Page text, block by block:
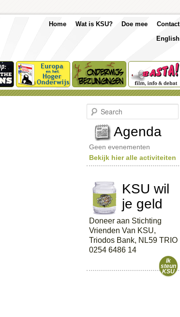
TopSkip
content
Skip
content
Contact
Doe mee
Wat is KSU?
Home
English
e
c
h
Agenda
Geen evenementen
Bekijk hier alle activiteiten
KSU wil
je geld
Doneer aan Stichting
Vrienden Van KSU,
Triodos Bank, NL59 TRIO
0254 6486 14
Ik
steun
KSU